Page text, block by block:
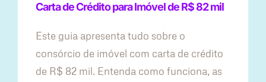
Carta de Crédito para Imóvel de R$ 82 mil
Este guia apresenta tudo sobre o
consórcio de imóvel com carta de crédito
de R$ 82 mil. Entenda como funciona, as